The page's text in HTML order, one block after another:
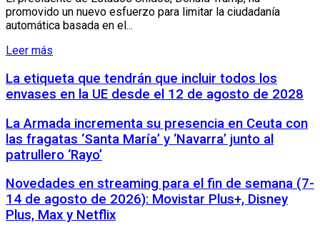
promovido un nuevo esfuerzo para limitar la ciudadanía
automática basada en el...
Leer más
La etiqueta que tendrán que incluir todos los
envases en la UE desde el 12 de agosto de 2028
La Armada incrementa su presencia en Ceuta con
las fragatas ‘Santa María’ y ‘Navarra’ junto al
patrullero ‘Rayo’
Novedades en streaming para el fin de semana (7-
14 de agosto de 2026): Movistar Plus+, Disney
Plus, Max y Netflix